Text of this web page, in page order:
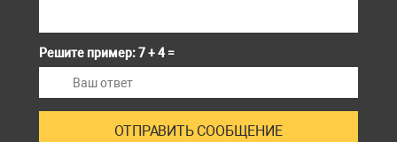
Решите пример: 7 + 4 =